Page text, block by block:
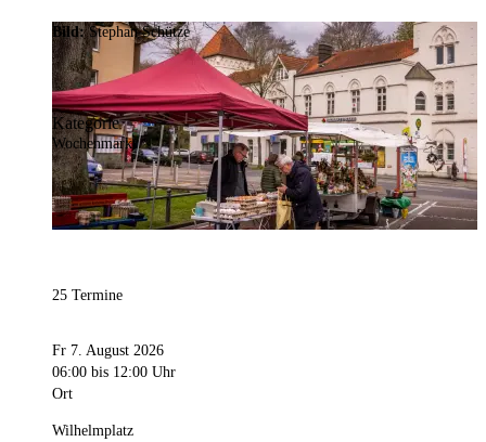
Bild:Stephan Schütze
Kategorie
Wochenmarkt
25 Termine
Fr 7. August 2026
06:00 bis 12:00 Uhr
Ort
Wilhelmplatz